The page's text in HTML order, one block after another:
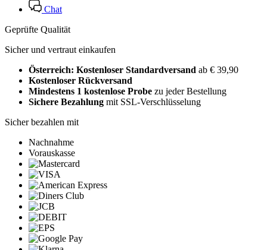
Chat
Geprüfte Qualität
Sicher und vertraut einkaufen
Österreich: Kostenloser Standardversand ab € 39,90
Kostenloser Rückversand
Mindestens 1 kostenlose Probe zu jeder Bestellung
Sichere Bezahlung mit SSL-Verschlüsselung
Sicher bezahlen mit
Nachnahme
Vorauskasse